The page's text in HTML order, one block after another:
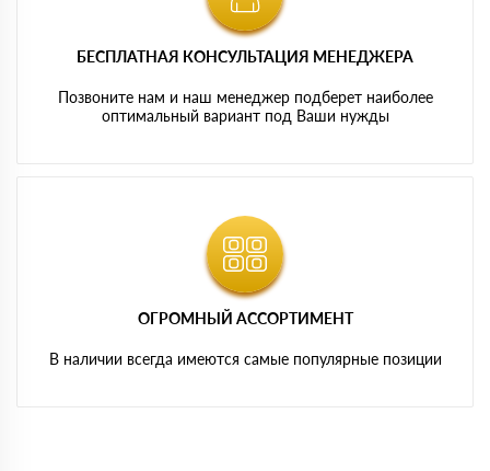
БЕСПЛАТНАЯ КОНСУЛЬТАЦИЯ МЕНЕДЖЕРА
Позвоните нам и наш менеджер подберет наиболее
оптимальный вариант под Ваши нужды
ОГРОМНЫЙ АССОРТИМЕНТ
В наличии всегда имеются самые популярные позиции